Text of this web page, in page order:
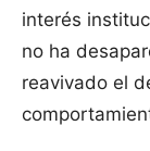
interés
no ha
reavivado el